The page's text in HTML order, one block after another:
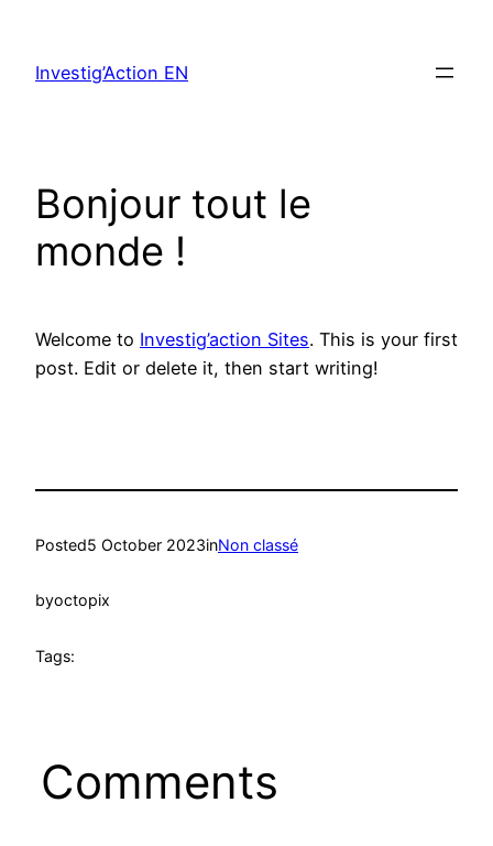
content
Investig’Action EN
Bonjour tout le
monde !
Welcome to Investig’action Sites. This is your first
post. Edit or delete it, then start writing!
Posted5 October 2023inNon classé
byoctopix
Tags:
Comments